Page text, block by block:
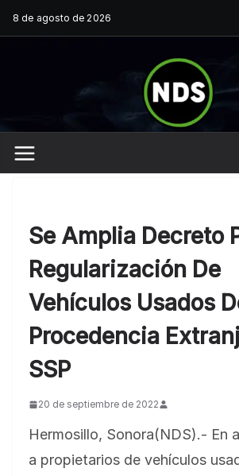
Saltar
al
8 de agosto de 2026
Se Amplia Decreto
Regularización De
Vehículos Usados
Procedencia
SSP
20 de septiembre de 2022
Hermosillo, Sonora(NDS).- En
a propietarios de vehículos